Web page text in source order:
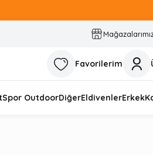
Favorilerim
Spor OutdoorDiğerEldivenlerErkek